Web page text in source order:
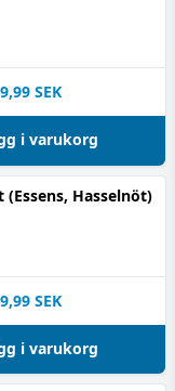
SEK
i varukorg
(Essens, Hasselnöt)
SEK
i varukorg